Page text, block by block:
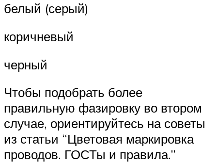
белый (серый)
коричневый
черный
Чтобы подобрать более
правильную фазировку во втором
случае, ориентируйтесь на советы
из статьи “Цветовая маркировка
проводов. ГОСТы и правила.”